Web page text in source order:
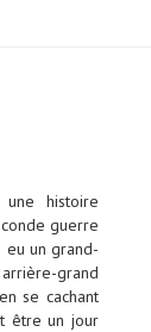
histoire
guerre
un grand-
grand
se cachant
être un jour